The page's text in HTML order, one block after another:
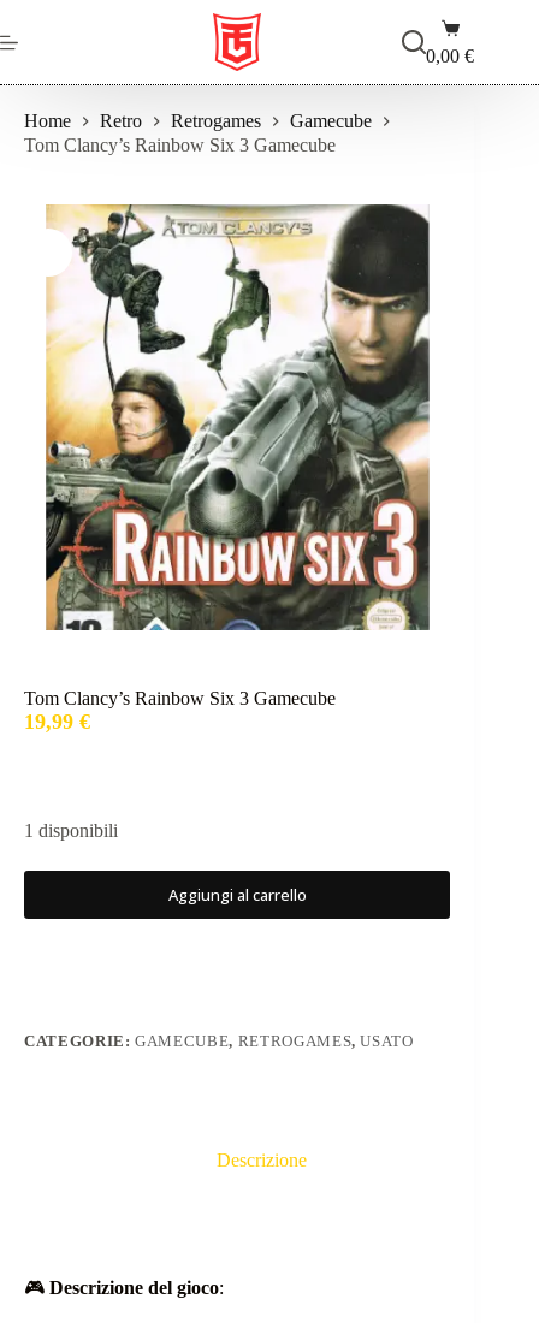
al
contenuto
Carrello
0,00€
Home Retro Retrogames
Gamecube
Tom Clancy’s Rainbow Six 3 Gamecube
Tom Clancy’s Rainbow Six 3 Gamecube
19,99 €
1 disponibili
Aggiungi al carrello
CATEGORIE:GAMECUBE, RETROGAMES,USATO
Descrizione
🎮 Descrizione del gioco: